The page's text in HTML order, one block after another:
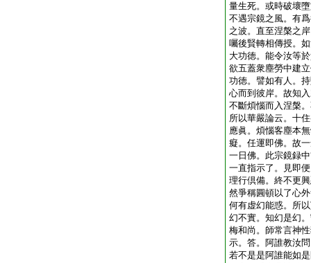
量生死。或時破壞
不遇宗鏡之風。有
之波。直至涅槃之
囑後賢轉相傳授。
大功徳。能令汝等
欲五蓋衆塵勞中建
功徳。譬如有人。
心而到彼岸。故知
不斷煩惱而入涅槃
所以華嚴論云。十
應眞。煩惱客塵本
癡。任運即佛。故
一日佛。此宗鏡録
一直指示了。見即
理行倶備。終不更
然爭稱圓頓以了心
何有虚幻能惑。所
幻不實。知幻是幻
梅和尚。師常言神
示。答。阿誰教汝
若不是是阿誰能如